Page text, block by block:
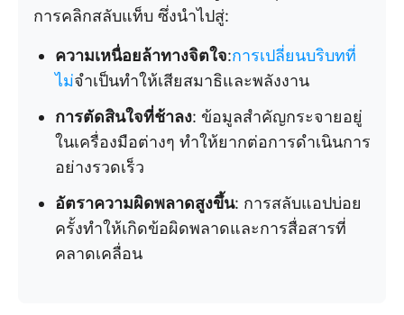
การคลิกสลับแท็บ ซึ่งนำไปสู่:
ความเหนื่อยล้าทางจิตใจ:การเปลี่ยนบริบทที่
ไม่จำเป็นทำให้เสียสมาธิและพลังงาน
การตัดสินใจที่ช้าลง: ข้อมูลสำคัญกระจายอยู่
ในเครื่องมือต่างๆ ทำให้ยากต่อการดำเนินการ
อย่างรวดเร็ว
อัตราความผิดพลาดสูงขึ้น: การสลับแอปบ่อย
ครั้งทำให้เกิดข้อผิดพลาดและการสื่อสารที่
คลาดเคลื่อน